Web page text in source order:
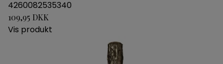
4260082535340
109,95 DKK
Vis produkt